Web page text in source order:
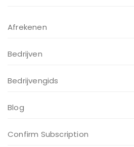
Afrekenen
Bedrijven
Bedrijvengids
Blog
Confirm Subscription